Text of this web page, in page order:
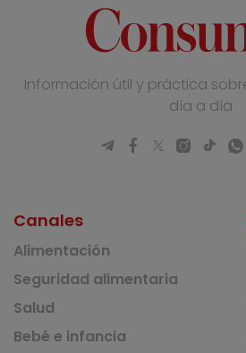
Información útil y práctica
día a día
Canales
Alimentación
Seguridad alimentaria
Salud
Bebé e infancia